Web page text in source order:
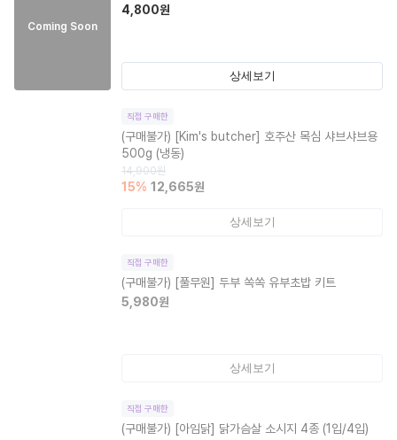
Coming Soon
4,800원
상세보기
직접 구매한
(구매불가) [Kim's butcher] 호주산 목심 샤브샤브용
500g (냉동)
14,900원
15% 12,665원
상세보기
직접 구매한
(구매불가) [풀무원] 두부 쏙쏙 유부초밥 키트
5,980원
상세보기
직접 구매한
(구매불가) [아임닭] 닭가슴살 소시지 4종 (1입/4입)